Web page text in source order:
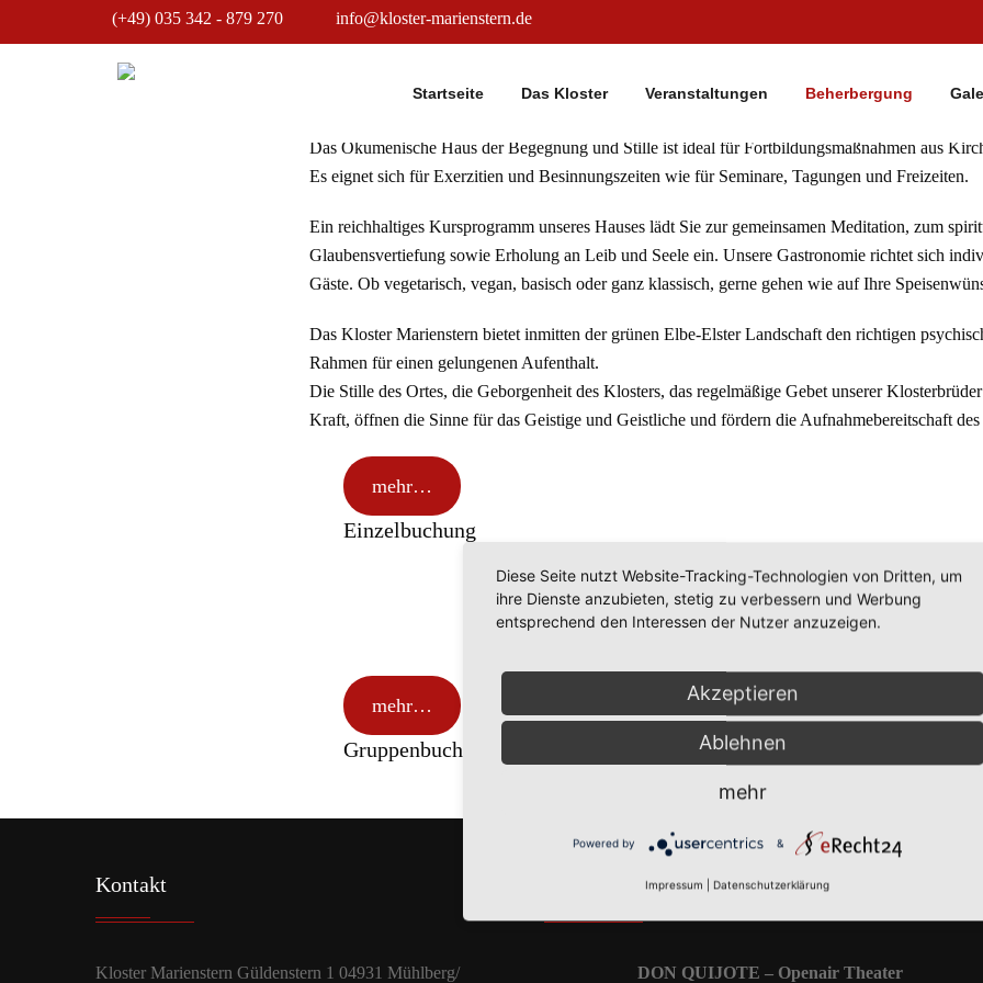
(+49) 035 342 - 879 270 info@kloster-marienstern.de
Startseite Das Kloster Veranstaltungen Beherbergung
BEHERBERGUNG
Das Ökumenische Haus der Begegnung und Stille ist ideal für Fortbildungsmaßnahmen aus
Es eignet sich für Exerzitien und Besinnungszeiten wie für Seminare, Tagungen und Freizeiten.
Ein reichhaltiges Kursprogramm unseres Hauses lädt Sie zur gemeinsamen Meditation, zum
Glaubensvertiefung sowie Erholung an Leib und Seele ein. Unsere Gastronomie richtet sich
Gäste. Ob vegetarisch, vegan, basisch oder ganz klassisch, gerne gehen wie auf Ihre
Das Kloster Marienstern bietet inmitten der grünen Elbe-Elster Landschaft den richtigen
Rahmen für einen gelungenen Aufenthalt.
Die Stille des Ortes, die Geborgenheit des Klosters, das regelmäßige Gebet unserer
Kraft, öffnen die Sinne für das Geistige und Geistliche und fördern die Aufnahmebereitschaft des
mehr…
Einzelbuchung
mehr…
Gruppenbuchung
Kontakt
Kloster Marienstern Güldenstern 1 04931 Mühlberg/ DON QUIJOTE – Openair Theater
Diese Seite nutzt Website-Tracking-Technologien von Dritten, um
ihre Dienste anzubieten, stetig zu verbessern und Werbung
entsprechend den Interessen der Nutzer anzuzeigen.
Akzeptieren
Ablehnen
mehr
Powered by &
Impressum Datenschutzerklärung